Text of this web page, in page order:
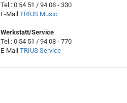
Tel.: 0 54 51 / 94 08 - 330
E-Mail TRIUS Music
Werkstatt/Service
Tel.: 0 54 51 / 94 08 - 770
E-Mail TRIUS Service